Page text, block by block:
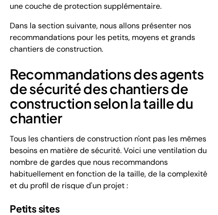
une couche de protection supplémentaire.
Dans la section suivante, nous allons présenter nos
recommandations pour les petits, moyens et grands
chantiers de construction.
Recommandations des agents
de sécurité des chantiers de
construction selon la taille du
chantier
Tous les chantiers de construction n'ont pas les mêmes
besoins en matière de sécurité. Voici une ventilation du
nombre de gardes que nous recommandons
habituellement en fonction de la taille, de la complexité
et du profil de risque d'un projet :
Petits sites